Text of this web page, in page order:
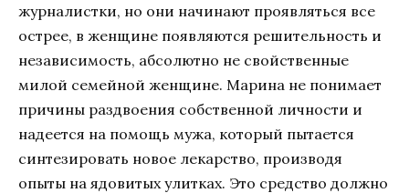
журналистки, но они начинают проявляться все
острее, в женщине появляются решительность и
независимость, абсолютно не свойственные
милой семейной женщине. Марина не понимает
причины раздвоения собственной личности и
надеется на помощь мужа, который пытается
синтезировать новое лекарство, производя
опыты на ядовитых улитках. Это средство должно